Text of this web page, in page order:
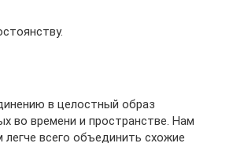
в целостный образ
во времени и пространстве. Нам
всего объединить схожие